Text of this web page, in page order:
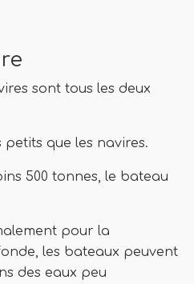
sont tous les deux
petits que les navires.
500 tonnes, le bateau
pour la
les bateaux peuvent
des eaux peu